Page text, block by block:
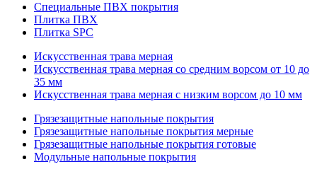
Специальные ПВХ покрытия
Плитка ПВХ
Плитка SPC
Искуccтвенная трава мерная
Искусственная трава мерная со средним ворсом от 10 до
35 мм
Искусственная трава мерная с низким ворсом до 10 мм
Грязезащитные напольные покрытия
Грязезащитные напольные покрытия мерные
Грязезащитные напольные покрытия готовые
Модульные напольные покрытия